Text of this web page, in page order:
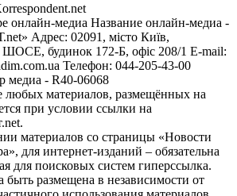
онлайн-медиа Название онлайн-медиа -
Адрес: 02091, місто Київ,
будинок 172-Б, офіс 208/1 E-mail:
Телефон: 044-205-43-00
медиа - R40-06068
любых материалов, размещённых на
при условии ссылки на
материалов со страницы «Новости
для интернет-изданий – обязательна
для поисковых систем гиперссылка.
размещена в независимости от